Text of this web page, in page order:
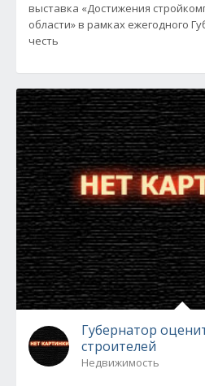
выставка «Достижения
области» в рамках ежегодного
честь
Губернатор
строителей
Недвижимость